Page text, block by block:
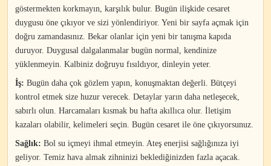
göstermekten korkmayın, karşılık bulur. Bugün ilişkide cesaret
duygusu öne çıkıyor ve sizi yönlendiriyor. Yeni bir sayfa açmak için
doğru zamandasınız. Bekar olanlar için yeni bir tanışma kapıda
duruyor. Duygusal dalgalanmalar bugün normal, kendinize
yüklenmeyin. Kalbiniz doğruyu fısıldıyor, dinleyin yeter.
İş: Bugün daha çok gözlem yapın, konuşmaktan değerli. Bütçeyi
kontrol etmek size huzur verecek. Detaylar yarın daha netleşecek,
sabırlı olun. Harcamaları kısmak bu hafta akıllıca olur. İletişim
kazaları olabilir, kelimeleri seçin. Bugün cesaret ile öne çıkıyorsunuz.
Sağlık: Bol su içmeyi ihmal etmeyin. Ateş enerjisi sağlığınıza iyi
geliyor. Temiz hava almak zihninizi beklediğinizden fazla açacak.